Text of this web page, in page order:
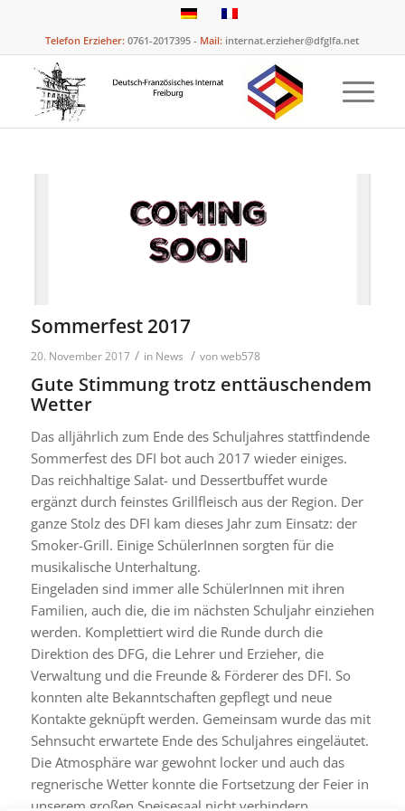
Telefon Erzieher: 0761-2017395 - Mail: internat.erzieher@dfglfa.net
Sommerfest 2017
20. November 2017 / in News / vonweb578
Gute Stimmung trotz enttäuschendem
Wetter
Das alljährlich zum Ende des Schuljahres stattfindende
Sommerfest des DFI bot auch 2017 wieder einiges.
Das reichhaltige Salat- und Dessertbuffet wurde
ergänzt durch feinstes Grillfleisch aus der Region. Der
ganze Stolz des DFI kam dieses Jahr zum Einsatz: der
Smoker-Grill. Einige SchülerInnen sorgten für die
musikalische Unterhaltung.
Eingeladen sind immer alle SchülerInnen mit ihren
Familien, auch die, die im nächsten Schuljahr einziehen
werden. Komplettiert wird die Runde durch die
Direktion des DFG, die Lehrer und Erzieher, die
Verwaltung und die Freunde & Förderer des DFI. So
konnten alte Bekanntschaften gepflegt und neue
Kontakte geknüpft werden. Gemeinsam wurde das mit
Sehnsucht erwartete Ende des Schuljahres eingeläutet.
Die Atmosphäre war gewohnt locker und auch das
regnerische Wetter konnte die Fortsetzung der Feier in
unserem großen Speisesaal nicht verhindern.